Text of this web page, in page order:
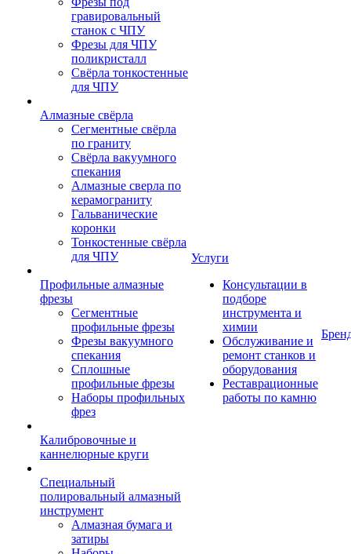
гравировальный
станок с ЧПУ
Фрезы для ЧПУ
поликристалл
Свёрла тонкостенные
для ЧПУ
Алмазные свёрла
Сегментные свёрла
по граниту
Свёрла вакуумного
спекания
Алмазные сверла по
керамограниту
Гальванические
коронки
Тонкостенные свёрла
для ЧПУ
Профильные алмазные
фрезы
Сегментные
профильные фрезы
Фрезы вакуумного
спекания
Сплошные
профильные фрезы
Наборы профильных
фрез
Калибровочные и
каннелюрные круги
Специальный
полировальный алмазный
инструмент
Алмазная бумага и
затиры
Услуги
Консультации в
подборе
инструмента и
химии
Обслуживание и
ремонт станков и
оборудования
Реставрационные
работы по камню